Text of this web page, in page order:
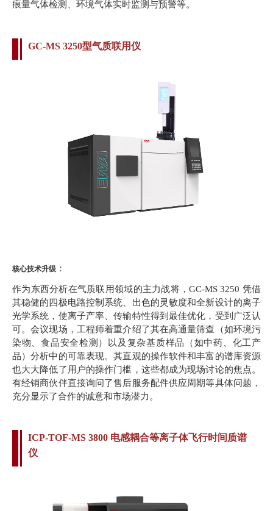
痕量气体检测、环境气体实时监测与预警等。
GC-MS 3250型气质联用仪
核心技术升级 ：
作为东西分析在气质联用领域的主力战将，GC-MS 3250 凭借
其稳健的四极电路控制系统、出色的灵敏度和全新设计的离子
光学系统，使离子产率、传输特性得到最佳优化，受到广泛认
可。会议现场，工程师着重介绍了其在高通量筛查（如环境污
染物、食品安全检测）以及复杂基质样品
（如中药、化工产
品）分析中的可靠表现。其直观的操作软件和丰富的谱库资源
也大大降低了用户的操作门槛，这些都成为现场讨论的焦点。
有经销商伙伴直接询问了售后服务配件供应周期等具体问题，
充分显示了合作的诚意和市场潜力。
ICP-TOF-MS 3800 电感耦合等离子体飞行时间质谱
仪